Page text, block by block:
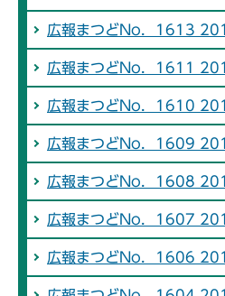
広報まつどNo．1613
広報まつどNo．1611
広報まつどNo．1610
広報まつどNo．1609
広報まつどNo．1608
広報まつどNo．1607
広報まつどNo．1606